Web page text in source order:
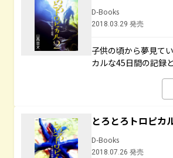
D-Books
2018.03.29 発売
子供の頃から夢見て
カルな45日間の記録
とろとろトロピ
D-Books
2018.07.26 発売